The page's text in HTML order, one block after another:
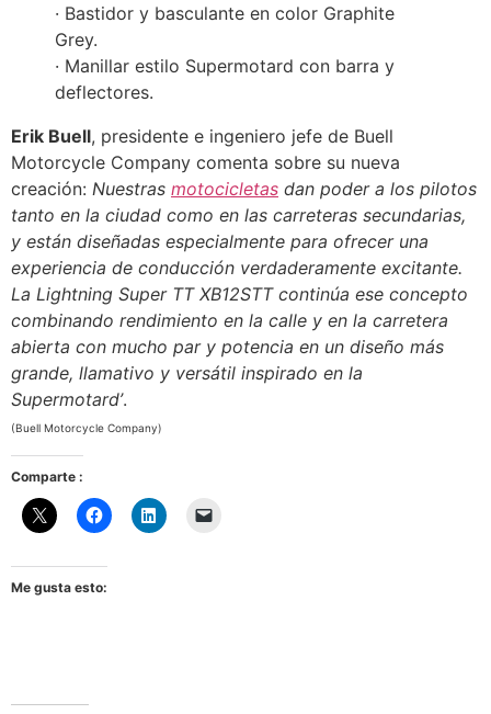
· Bastidor y basculante en color Graphite
Grey.
· Manillar estilo Supermotard con barra y
deflectores.
Erik Buell, presidente e ingeniero jefe de Buell
Motorcycle Company comenta sobre su nueva
creación:  Nuestras motocicletas dan poder a los pilotos
tanto en la ciudad como en las carreteras secundarias,
y están diseñadas especialmente para ofrecer una
experiencia de conducción verdaderamente excitante.
La Lightning Super TT XB12STT continúa ese concepto
combinando rendimiento en la calle y en la carretera
abierta con mucho par y potencia en un diseño más
grande, llamativo y versátil inspirado en la
Supermotard’.
(Buell Motorcycle Company)
Comparte :
Me gusta esto: